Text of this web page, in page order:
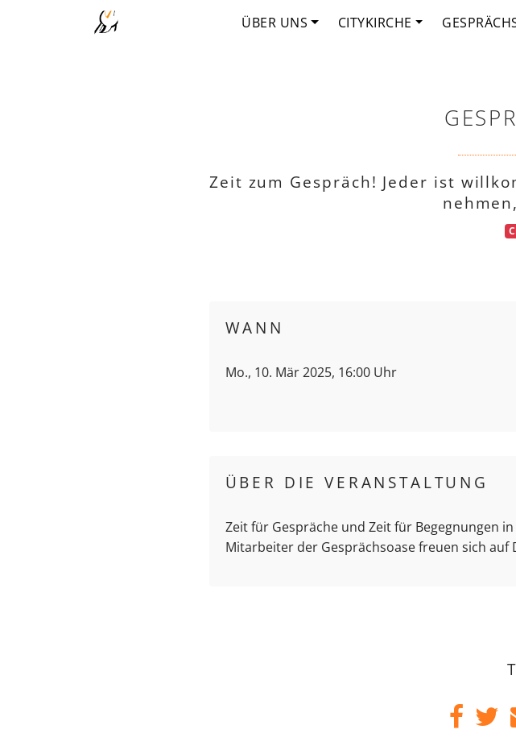
ÜBER UNS CITYKIRCHE
Zeit zum Gespräch! Jeder ist
WANN
Mo., 10. Mär 2025, 16:00 Uhr
ÜBER DIE VERANSTALTUNG
Zeit für Gespräche und Zeit für Begegnungen
Mitarbeiter der Gesprächsoase freuen sich auf